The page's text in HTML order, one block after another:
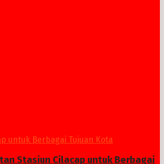
Stasiun Cilacap untuk Berbagai